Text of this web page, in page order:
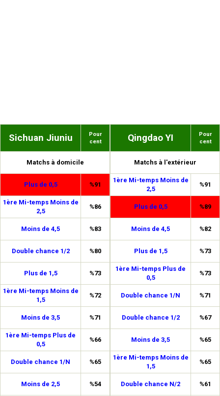
Sichuan Jiuniu
Pour
cent
Matchs à domicile
Plus de 0,5 %91
1ère Mi-temps Moins de
2,5
%86
Moins de 4,5 %83
Double chance 1/2 %80
Plus de 1,5 %73
1ère Mi-temps Moins de
1,5
%72
Moins de 3,5 %71
1ère Mi-temps Plus de
0,5
%66
Double chance 1/N %65
Moins de 2,5 %54
Qingdao YI
Pour
cent
Matchs à l'extérieur
1ère Mi-temps Moins de
2,5
%91
Plus de 0,5 %89
Moins de 4,5 %82
Plus de 1,5 %73
1ère Mi-temps Plus de
0,5
%73
Double chance 1/N %71
Double chance 1/2 %67
Moins de 3,5 %65
1ère Mi-temps Moins de
1,5
%65
Double chance N/2 %61